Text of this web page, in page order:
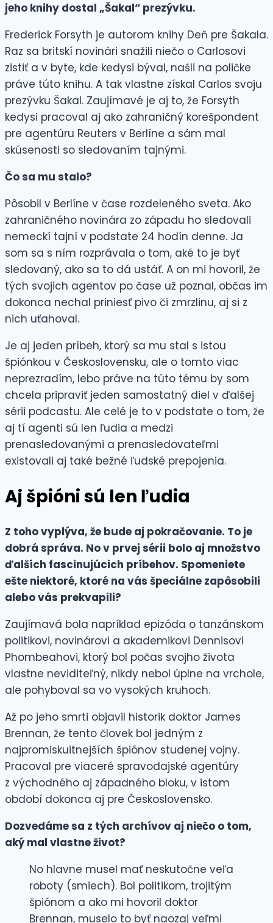
jeho knihy dostal „Šakal“ prezývku.
Frederick Forsyth je autorom knihy Deň pre Šakala.
Raz sa britskí novinári snažili niečo o Carlosovi
zistiť a v byte, kde kedysi býval, našli na poličke
práve túto knihu. A tak vlastne získal Carlos svoju
prezývku Šakal. Zaujímavé je aj to, že Forsyth
kedysi pracoval aj ako zahraničný korešpondent
pre agentúru Reuters v Berlíne a sám mal
skúsenosti so sledovaním tajnými.
Čo sa mu stalo?
Pôsobil v Berlíne v čase rozdeleného sveta. Ako
zahraničného novinára zo západu ho sledovali
nemeckí tajní v podstate 24 hodín denne. Ja
som sa s ním rozprávala o tom, aké to je byť
sledovaný, ako sa to dá ustáť. A on mi hovoril, že
tých svojich agentov po čase už poznal, občas im
dokonca nechal priniesť pivo či zmrzlinu, aj si z
nich uťahoval.
Je aj jeden príbeh, ktorý sa mu stal s istou
špiónkou v Československu, ale o tomto viac
neprezradím, lebo práve na túto tému by som
chcela pripraviť jeden samostatný diel v ďalšej
sérii podcastu. Ale celé je to v podstate o tom, že
aj tí agenti sú len ľudia a medzi
prenasledovanými a prenasledovateľmi
existovali aj také bežné ľudské prepojenia.
Aj špióni sú len ľudia
Z toho vyplýva, že bude aj pokračovanie. To je
dobrá správa. No v prvej sérii bolo aj množstvo
ďalších fascinujúcich príbehov. Spomeniete
ešte niektoré, ktoré na vás špeciálne zapôsobili
alebo vás prekvapili?
Zaujímavá bola napríklad epizóda o tanzánskom
politikovi, novinárovi a akademikovi Dennisovi
Phombeahovi, ktorý bol počas svojho života
vlastne neviditeľný, nikdy nebol úplne na vrchole,
ale pohyboval sa vo vysokých kruhoch.
Až po jeho smrti objavil historik doktor James
Brennan, že tento človek bol jedným z
najpromiskuitnejších špiónov studenej vojny.
Pracoval pre viaceré spravodajské agentúry
z východného aj západného bloku, v istom
období dokonca aj pre Československo.
Dozvedáme sa z tých archívov aj niečo o tom,
aký mal vlastne život?
No hlavne musel mať neskutočne veľa
roboty (smiech). Bol politikom, trojitým
špiónom a ako mi hovoril doktor
Brennan, muselo to byť naozaj veľmi